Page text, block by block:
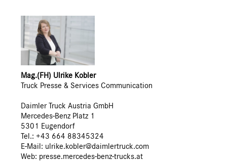
Mag.(FH) Ulrike Kobler
Truck Presse & Services Communication
Daimler Truck Austria GmbH
Mercedes-Benz Platz 1
5301 Eugendorf
Tel.: +43 664 88345324
E-Mail: ulrike.kobler@daimlertruck.com
Web: presse.mercedes-benz-trucks.at